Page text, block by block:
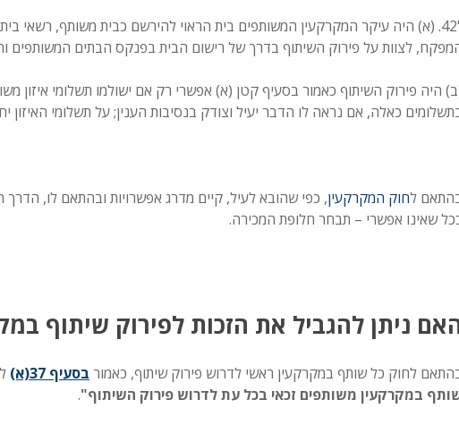
"42. (א) היה עיקר המקרקעין המשותפים בית הראוי להירשם כבית משותף,
לצוות על פירוק השיתוף בדרך של רישום הבית בפנקס הבתים המשותפים
היה פירוק השיתוף כאמור בסעיף קטן (א) אפשרי רק אם ישולמו תשלומי איזון
כאלה, אם נראה לו הדבר יעיל וצודק בנסיבות הענין; על תשלומי האיזון יחולו הוראות סעיף 25,
לחוק המקרקעין, כפי שהובא לעיל, קיים מדרג אפשרויות ובהתאם לו, הדרך
שאינו אפשרי – תבחר חלופת המכירה.
ניתן להגביל את הזכות לפירוק שיתוף
לחוק כל שותף במקרקעין ראשי לדרוש פירוק שיתוף, כאמור בסעיף 37(א) ל
במקרקעין משותפים זכאי בכל עת לדרוש פירוק השיתוף".